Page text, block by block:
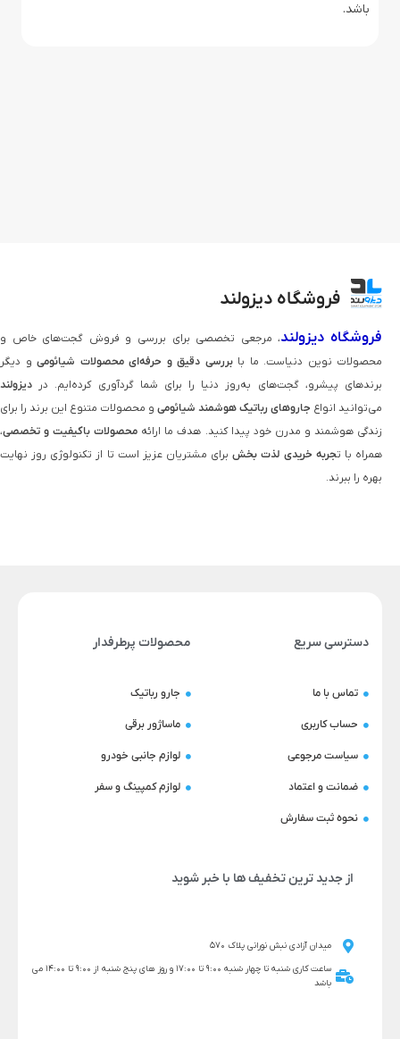
باشد.
فروشگاه دیزولند
فروشگاه دیزولند، مرجعی تخصصی برای بررسی و فروش گجت‌های خاص و
محصولات نوین دنیاست. ما بابررسی دقیق و حرفه‌ای محصولات شیائومی و دیگر
برندهای پیشرو، گجت‌های به‌روز دنیا را برای شما گردآوری کرده‌ایم. در دیزولند
می‌توانید انواع جاروهای رباتیک هوشمند شیائومی و محصولات متنوع این برند را برای
زندگی هوشمند و مدرن خود پیدا کنید. هدف ما ارائه محصولات باکیفیت و تخصصی،
همراه با تجربه خریدی لذت‌ بخشبرای مشتریان عزیز است تا از تکنولوژی روز نهایت
بهره را ببرند.
دسترسی سریع
تماس با ما
حساب کاربری
سیاست مرجوعی
ضمانت و اعتماد
نحوه ثبت سفارش
محصولات پرطرفدار
جارو رباتیک
ماساژور برقی
لوازم جانبی خودرو
لوازم کمپینگ و سفر
از جدید ترین تخفیف ها با خبر شوید
میدان آزادی نبش نورانی پلاک 570
ساعت کاری شنبه تا چهار شنبه 9:00 تا 17:00 و روز های پنج شنبه از 9:00 تا 14:00 می
باشد